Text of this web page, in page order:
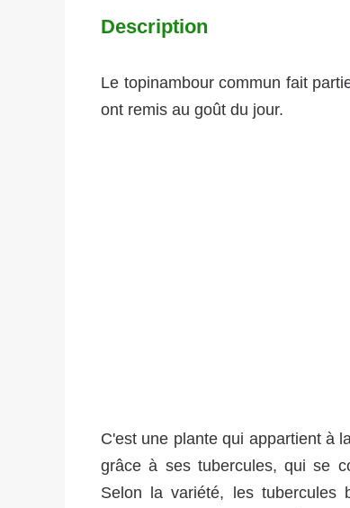
Description
Le topinambour commun fait
ont remis au goût du jour.
C'est une plante qui appartient à
grâce à ses tubercules, qui se
Selon la variété, les tubercules